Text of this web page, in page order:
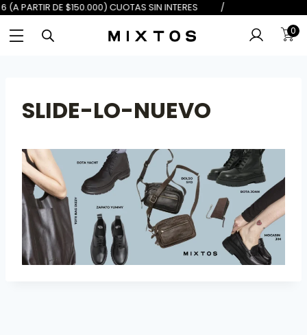
$100.000) 6 (A PARTIR DE
0
SLIDE-LO-NUEVO